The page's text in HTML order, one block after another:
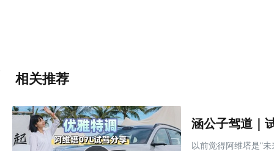
相关推荐
以前觉得阿维塔是"